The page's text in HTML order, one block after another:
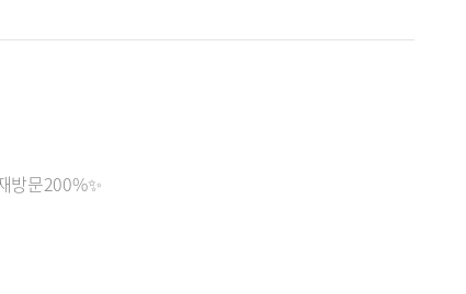
방문200%✨